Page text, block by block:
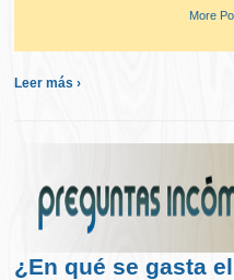
More
Leer más ›
¿En qué se gasta